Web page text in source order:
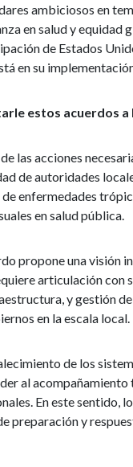
ambiciosos en
en salud y equidad
de Estados
en su
estos acuerdos
las acciones
de autoridades
enfermedades
en salud pública.
propone una
articulación
y gestión
en la escala local.
de los
al
En este sentido,
preparación y